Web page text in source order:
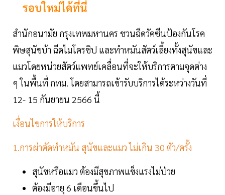
รอบใหม่ได้ที่นี่
สำนักอนามัย กรุงเทพมหานคร ชวนฉีดวัคซีนป้องกันโรค
พิษสุนัขบ้า ฉีดไมโครชิป และทำหมันสัตว์เลี้ยงทั้งสุนัขและ
แมวโดยหน่วยสัตว์แพทย์เคลื่อนที่จะให้บริการตามจุดต่าง
ๆ ในพื้นที่ กทม. โดยสามารถเข้ารับบริการได้ระหว่างวันที่
12- 15 กันยายน 2566 นี้
เงื่อนไขการให้บริการ
1.การผ่าตัดทำหมัน สุนัขและแมว ไม่เกิน 30 ตัว/ครั้ง
สุนัขหรือแมว ต้องมีสุขภาพแข็งแรงไม่ป่วย
ต้องมีอายุ 6 เดือนขึ้นไป